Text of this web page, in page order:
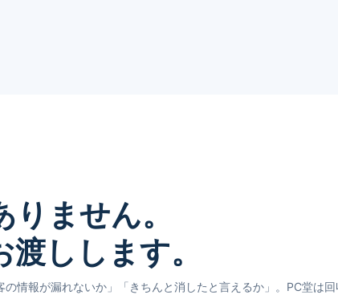
ません。
しします。
情報が漏れないか」「きちんと消したと言えるか」。PC堂は